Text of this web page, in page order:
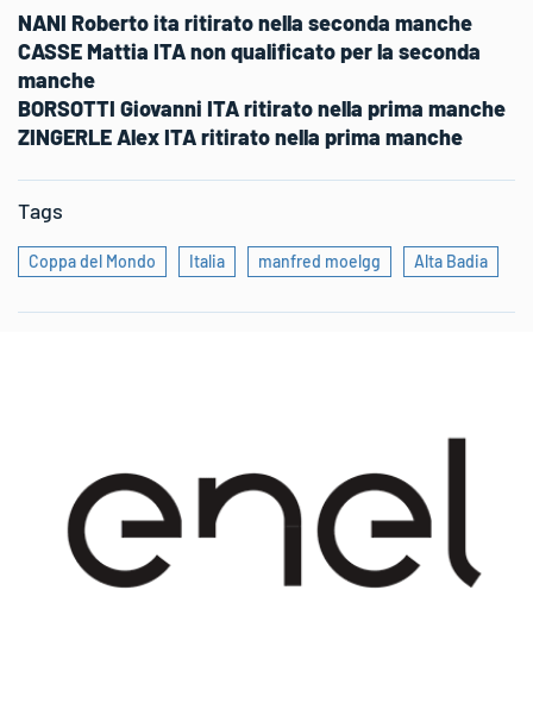
NANI Roberto ita ritirato nella seconda manche
CASSE Mattia ITA non qualificato per la seconda
manche
BORSOTTI Giovanni ITA ritirato nella prima manche
ZINGERLE Alex ITA ritirato nella prima manche
Tags
Coppa del Mondo Italia manfred moelgg Alta Badia